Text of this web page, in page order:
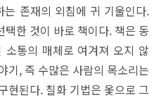
존재의 외침에 귀 기울인다.
한 것이 바로 책이다. 책은 동
소통의 매체로 여겨져 오지 않
기, 즉 수많은 사람의 목소리는
현된다. 칠화 기법은 옻으로 그